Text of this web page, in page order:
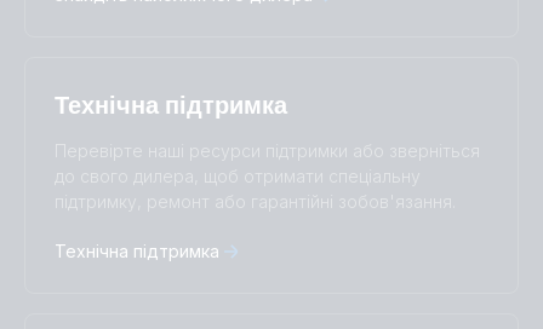
Suomalainen
Svenska
Русский
Українська
中國人
Subscribe
Технічна підтримка
Перевірте наші ресурси підтримки або зверніться
до свого дилера, щоб отримати спеціальну
підтримку, ремонт або гарантійні зобов'язання.
Технічна підтримка